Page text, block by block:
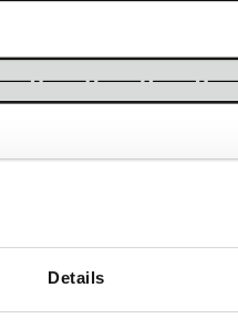
Details